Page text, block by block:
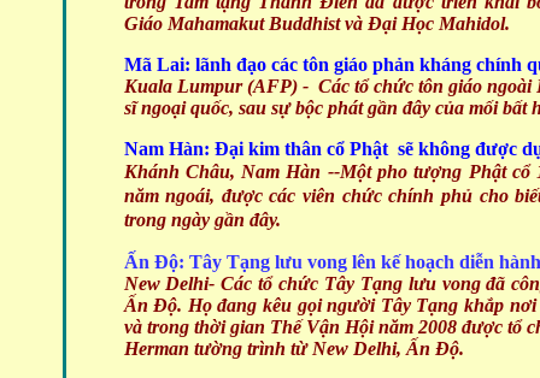
Giáo Mahamakut Buddhist và Đại Học Mahidol.
Mã Lai: lãnh đạo các tôn giáo phản kháng chính
Kuala Lumpur (AFP) - Các tổ chức tôn giáo ngoài
sĩ ngoại quốc, sau sự bộc phát gần đây của mối
Nam Hàn: Đại kim thân cổ Phật sẽ không được
Khánh Châu, Nam Hàn --Một pho tượng Phật cổ
năm ngoái, được các viên chức chính phủ cho
trong ngày gần đây.
Ấn Độ: Tây Tạng lưu vong lên kế hoạch diễn
New Delhi-Các tổ chức Tây Tạng lưu vong đã
Ấn Độ. Họ đang kêu gọi người Tây Tạng khắp
và trong thời gian Thế Vận Hội năm 2008 được
Herman tường trình từ New Delhi, Ấn Độ.